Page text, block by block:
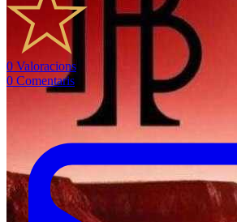
0 Valoracions
0 Comentaris